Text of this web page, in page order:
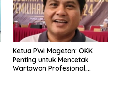
Ketua PWI Magetan: OKK
Penting untuk Mencetak
Wartawan Profesional,